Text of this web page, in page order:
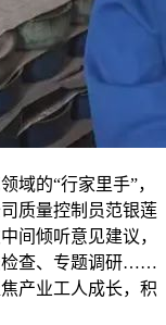
的“行家里手”，
质量控制员范银莲
间倾听意见建议，
检查、专题调研……
产业工人成长，积